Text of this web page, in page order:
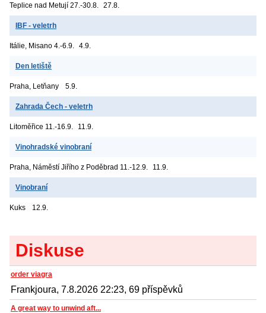
Teplice nad Metují 27.-30.8. 27.8.
IBF - veletrh
Itálie, Misano 4.-6.9. 4.9.
Den letiště
Praha, Letňany 5.9.
Zahrada Čech - veletrh
Litoměřice 11.-16.9. 11.9.
Vinohradské vinobraní
Praha, Náměstí Jiřího z Poděbrad 11.-12.9. 11.9.
Vinobraní
Kuks 12.9.
Diskuse
order viagra
Frankjoura, 7.8.2026 22:23, 69 příspěvků
A great way to unwind aft...